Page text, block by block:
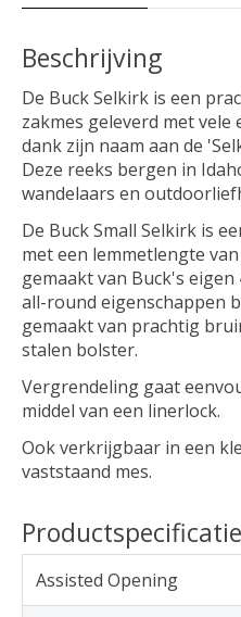
Beschrijving
De Buck Selkirk is een
zakmes geleverd met vele
dank zijn naam aan de
Deze reeks bergen in
wandelaars en
De Buck Small Selkirk is
met een lemmetlengte
gemaakt van Buck's eigen
all-round eigenschappen
gemaakt van prachtig
stalen bolster.
Vergrendeling gaat
middel van een linerlock.
Ook verkrijgbaar in een
vaststaand mes.
Assisted Opening